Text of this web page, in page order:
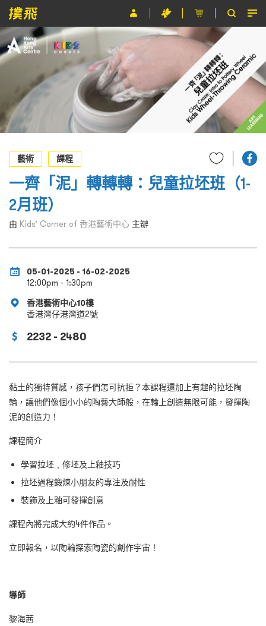
節目
關於撲飛
條款及細則
EN
藝術
課程
一齊「泥」轉轉轉：兒童拉坯班（1-
2月班）
由 Kids’ Corner of 香港藝術中心 主辦
05-01-2025 - 16-02-2025
12:00pm - 1:30pm
香港藝術中心10樓
香港灣仔港灣道2號
2232 - 2480
黏土的獨特質感，孩子們怎可抗拒？本課程還加上有趣的拉坯陶
輪，讓他們像個小小的陶藝大師般，在輪上創造無限可能，發揮陶
泥的創造力！
課程簡介
學習拉坯﹑修坯及上釉技巧
拉坯過程鍛煉小朋友的專注及耐性
裝飾及上釉可發揮創意
課程內將完成大約4件作品。
立即報名，以陶輪探索陶瓷的創作宇宙！
導師
黎海茜